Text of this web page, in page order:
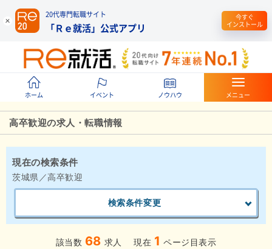
20代専門転職サイト
「Ｒｅ就活」公式アプリ
今すぐ
インストール
ホーム イベント ノウハウ メニュー
高卒歓迎の求人・転職情報
現在の検索条件
茨城県／高卒歓迎
検索条件変更
該当数 68 求人 現在 1 ページ目表示